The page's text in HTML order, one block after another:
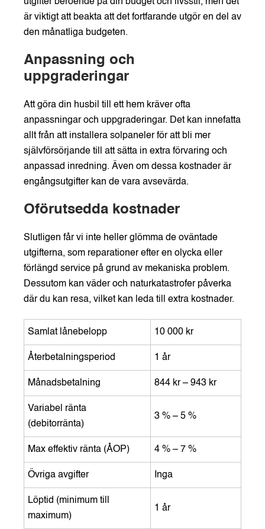
är viktigt att beakta att det fortfarande utgör en del av
den månatliga budgeten.
Anpassning och
uppgraderingar
Att göra din husbil till ett hem kräver ofta
anpassningar och uppgraderingar. Det kan innefatta
allt från att installera solpaneler för att bli mer
självförsörjande till att sätta in extra förvaring och
anpassad inredning. Även om dessa kostnader är
engångsutgifter kan de vara avsevärda.
Oförutsedda kostnader
Slutligen får vi inte heller glömma de oväntade
utgifterna, som reparationer efter en olycka eller
förlängd service på grund av mekaniska problem.
Dessutom kan väder och naturkatastrofer påverka
där du kan resa, vilket kan leda till extra kostnader.
Samlat lånebelopp 10 000 kr
Återbetalningsperiod 1 år
Månadsbetalning 844 kr – 943 kr
Variabel ränta
(debitorränta)
3 % – 5 %
Max effektiv ränta (ÅOP) 4 % – 7 %
Övriga avgifter Inga
Löptid (minimum till
maximum)
1 år